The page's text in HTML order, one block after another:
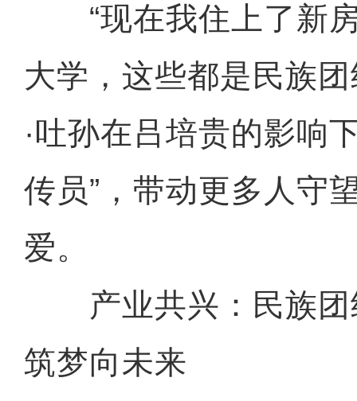
“现在我住上了新房
大学，这些都是民族
·吐孙在吕培贵的影响
传员”，带动更多人守
爱。
产业共兴：民族团
筑梦向未来